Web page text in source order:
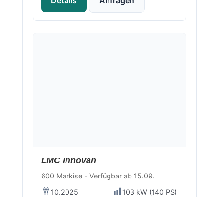
LMC Innovan
600 Markise - Verfügbar ab 15.09.
10.2025
103 kW (140 PS)